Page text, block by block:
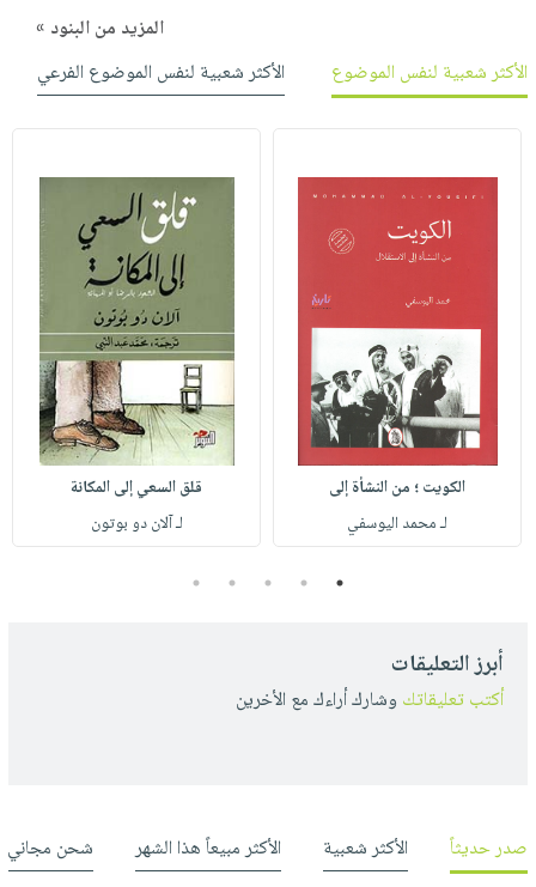
المزيد من البنود »
الأكثر شعبية لنفس الموضوع
الأكثر شعبية لنفس الموضوع الفرعي
الكويت ؛ من النشأة إلى
لـ محمد اليوسفي
قلق السعي إلى المكانة
لـ آلان دو بوتون
1
2
3
4
5
أبرز التعليقات
أكتب تعليقاتك وشارك أراءك مع الأخرين
صدر حديثاً الأكثر شعبية الأكثر مبيعاً هذا الشهر شحن مجاني